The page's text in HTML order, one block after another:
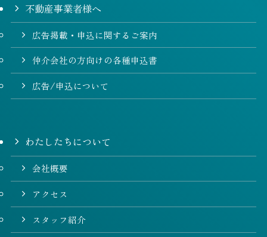
不動産事業者様へ
広告掲載・申込に関するご案内
仲介会社の方向けの各種申込書
広告/申込について
わたしたちについて
会社概要
アクセス
スタッフ紹介